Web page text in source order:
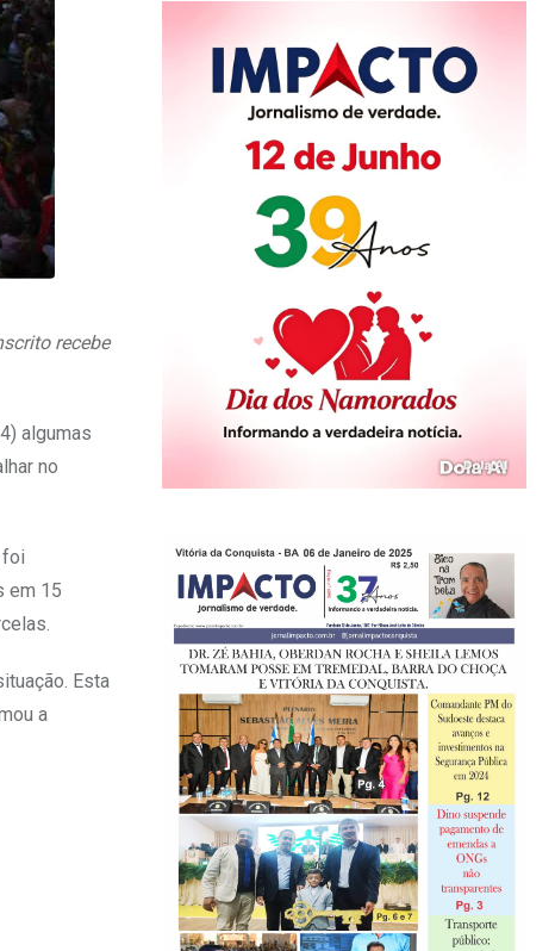
recebe
algumas
no
foi
em 15
Esta
a